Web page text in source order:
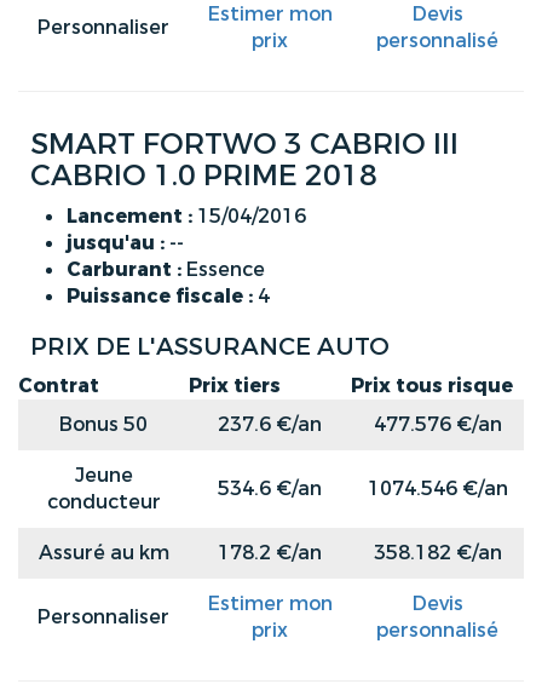
Personnaliser
Estimer mon
prix
Devis
personnalisé
SMART FORTWO 3 CABRIO III
CABRIO 1.0 PRIME 2018
Lancement : 15/04/2016
jusqu'au : --
Carburant : Essence
Puissance fiscale : 4
PRIX DE L'ASSURANCE AUTO
Contrat Prix tiers
Prix tous risque
Bonus 50
237.6 €/an
477.576 €/an
Jeune
conducteur
534.6 €/an 1074.546 €/an
Assuré au km 178.2 €/an 358.182 €/an
Personnaliser
Estimer mon
prix
Devis
personnalisé